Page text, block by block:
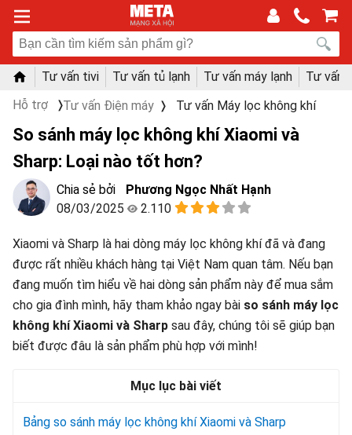
Tư vấn tivi Tư vấn tủ lạnh Tư vấn máy lạnh
Tư vấn
Hỗ trợ
Tư vấn Điện máy Tư vấn Máy lọc không khí
So sánh máy lọc không khí Xiaomi và
Sharp: Loại nào tốt hơn?
Phương Ngọc Nhất Hạnh
08/03/2025
2.110
Xiaomi và Sharp là hai dòng máy lọc không khí đã và đang
được rất nhiều khách hàng tại Việt Nam quan tâm. Nếu bạn
đang muốn tìm hiểu về hai dòng sản phẩm này để mua sắm
cho gia đình mình, hãy tham khảo ngay bài so sánh máy lọc
không khí Xiaomi và Sharp sau đây, chúng tôi sẽ giúp bạn
biết được đâu là sản phẩm phù hợp với mình!
Mục lục bài viết
Bảng so sánh máy lọc không khí Xiaomi và Sharp